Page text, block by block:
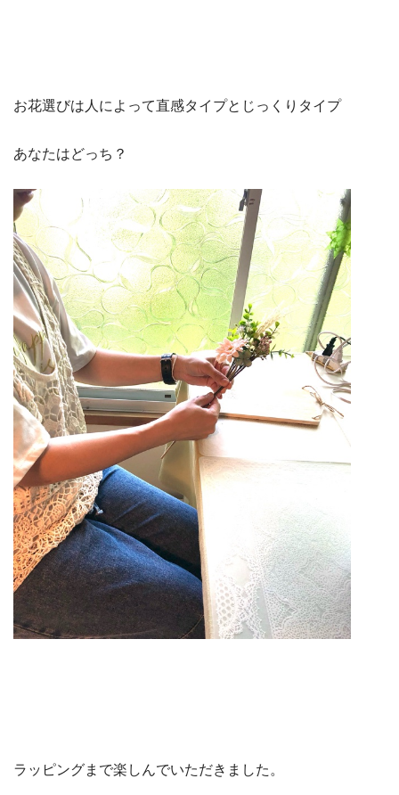
お花選びは人によって直感タイプとじっくりタイプ
あなたはどっち？
ラッピングまで楽しんでいただきました。